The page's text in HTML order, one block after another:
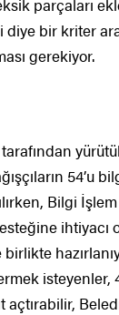
parçaları
bir kriter
gerekiyor.
54’u
Bilgi
isteyenler,
açtırabilir,